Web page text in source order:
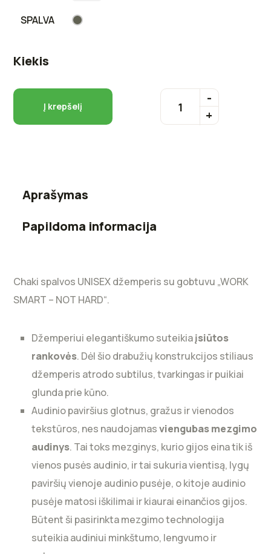
SPALVA
Kiekis
Į krepšelį
Aprašymas
Papildoma informacija
Chaki spalvos UNISEX džemperis su gobtuvu „WORK
SMART – NOT HARD“.
Džemperiui elegantiškumo suteikiaįsiūtos
rankovės. Dėl šio drabužių konstrukcijos stiliaus
džemperis atrodo subtilus, tvarkingas ir puikiai
glunda prie kūno.
Audinio paviršius glotnus, gražus ir vienodos
tekstūros, nes naudojamasviengubas mezgimo
audinys. Tai toks mezginys, kurio gijos eina tik iš
vienos pusės audinio, ir tai sukuria vientisą, lygų
paviršių vienoje audinio pusėje, o kitoje audinio
pusėje matosi iškilimai ir kiaurai einančios gijos.
Būtent ši pasirinkta mezgimo technologija
suteikia audiniui minkštumo, lengvumo ir